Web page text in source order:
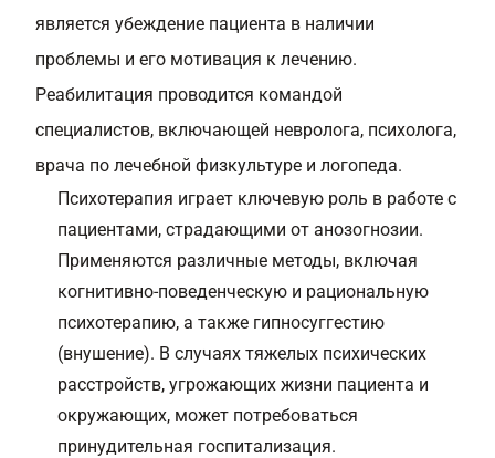
является убеждение пациента в наличии
проблемы и его мотивация к лечению.
Реабилитация проводится командой
специалистов, включающей невролога, психолога,
врача по лечебной физкультуре и логопеда.
Психотерапия играет ключевую роль в работе с
пациентами, страдающими от анозогнозии.
Применяются различные методы, включая
когнитивно-поведенческую и рациональную
психотерапию, а также гипносуггестию
(внушение). В случаях тяжелых психических
расстройств, угрожающих жизни пациента и
окружающих, может потребоваться
принудительная госпитализация.